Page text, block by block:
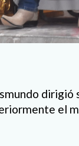
dirigió
el